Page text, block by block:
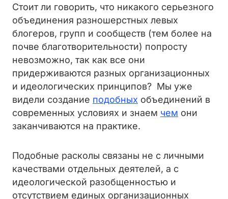
Стоит ли говорить, что никакого серьезного
объединения разношерстных левых
блогеров, групп и сообществ (тем более на
почве благотворительности) попросту
невозможно, так как все они
придерживаются разных организационных
и идеологических принципов? Мы уже
видели создание подобных объединений в
современных условиях и знаем чем они
заканчиваются на практике.
Подобные расколы связаны не с личными
качествами отдельных деятелей, а с
идеологической разобщенностью и
отсутствием единых организационных